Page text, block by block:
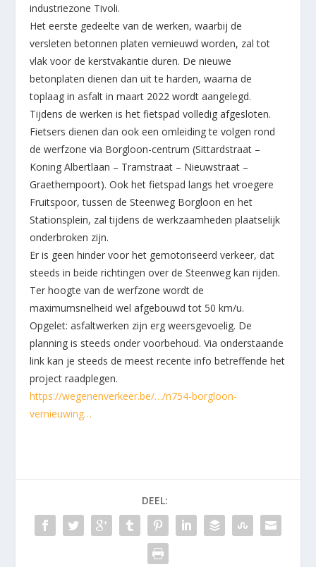
industriezone Tivoli.
Het eerste gedeelte van de werken, waarbij de
versleten betonnen platen vernieuwd worden, zal tot
vlak voor de kerstvakantie duren. De nieuwe
betonplaten dienen dan uit te harden, waarna de
toplaag in asfalt in maart 2022 wordt aangelegd.
Tijdens de werken is het fietspad volledig afgesloten.
Fietsers dienen dan ook een omleiding te volgen rond
de werfzone via Borgloon-centrum (Sittardstraat –
Koning Albertlaan – Tramstraat – Nieuwstraat –
Graethempoort). Ook het fietspad langs het vroegere
Fruitspoor, tussen de Steenweg Borgloon en het
Stationsplein, zal tijdens de werkzaamheden plaatselijk
onderbroken zijn.
Er is geen hinder voor het gemotoriseerd verkeer, dat
steeds in beide richtingen over de Steenweg kan rijden.
Ter hoogte van de werfzone wordt de
maximumsnelheid wel afgebouwd tot 50 km/u.
Opgelet: asfaltwerken zijn erg weersgevoelig. De
planning is steeds onder voorbehoud. Via onderstaande
link kan je steeds de meest recente info betreffende het
project raadplegen.
https://wegenenverkeer.be/…/n754-borgloon-
vernieuwing…
DEEL: